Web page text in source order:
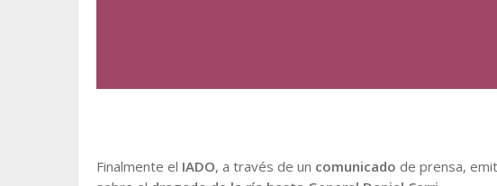
Finalmente el IADO, a través de un comunicado de prensa,